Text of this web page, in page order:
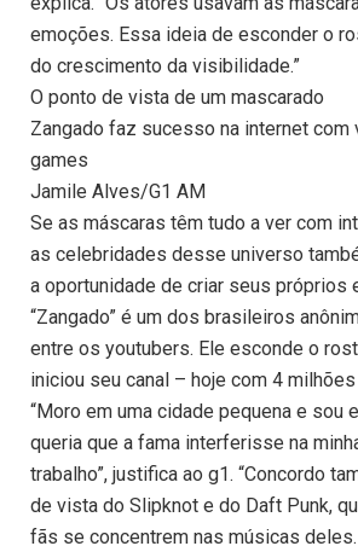
emoções. Essa ideia de esconder o
do crescimento da visibilidade.”
O ponto de vista de um mascarado
Zangado faz sucesso na internet com
games
Jamile Alves/G1 AM
Se as máscaras têm tudo a ver com
as celebridades desse universo
a oportunidade de criar seus próprios
“Zangado” é um dos brasileiros
entre os youtubers. Ele esconde o
iniciou seu canal – hoje com 4
“Moro em uma cidade pequena e sou
queria que a fama interferisse na
trabalho”, justifica ao g1. “Concordo
de vista do Slipknot e do Daft Punk,
fãs se concentrem nas músicas